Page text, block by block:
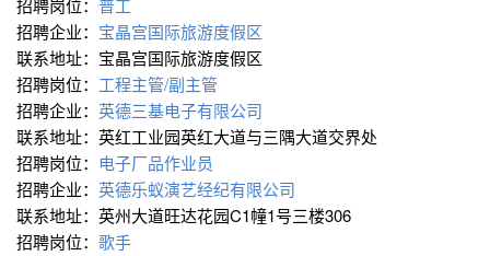
招聘岗位： 普工
招聘企业： 宝晶宫国际旅游度假区
联系地址：宝晶宫国际旅游度假区
招聘岗位： 工程主管/副主管
招聘企业： 英德三基电子有限公司
联系地址：英红工业园英红大道与三隅大道交界处
招聘岗位： 电子厂品作业员
招聘企业： 英德乐蚁演艺经纪有限公司
联系地址：英州大道旺达花园C1幢1号三楼306
招聘岗位： 歌手